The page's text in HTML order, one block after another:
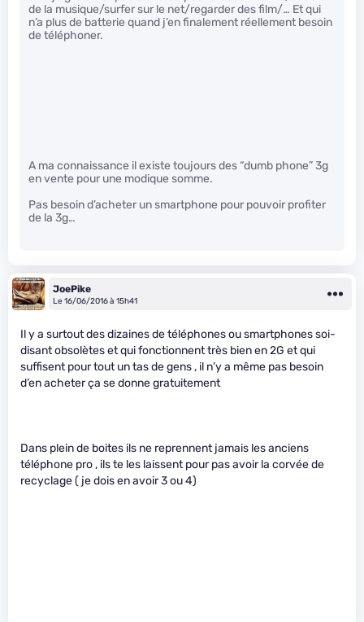
de la musique/surfer sur le net/regarder des film/… Et qui
n’a plus de batterie quand j’en finalement réellement besoin
de téléphoner.
A ma connaissance il existe toujours des “dumb phone” 3g
en vente pour une modique somme.
Pas besoin d’acheter un smartphone pour pouvoir profiter
de la 3g…
JoePike
Le 16/06/2016 à 15h41
Il y a surtout des dizaines de téléphones ou smartphones soi-
disant obsolètes et qui fonctionnent très bien en 2G et qui
suffisent pour tout un tas de gens , il n’y a même pas besoin
d’en acheter ça se donne gratuitement
Dans plein de boites ils ne reprennent jamais les anciens
téléphone pro , ils te les laissent pour pas avoir la corvée de
recyclage ( je dois en avoir 3 ou 4)